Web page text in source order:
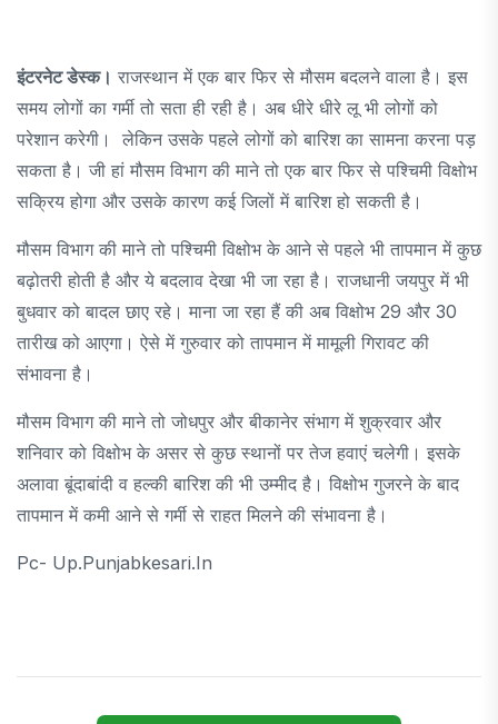
इंटरनेट डेस्क। राजस्थान में एक बार फिर से मौसम बदलने वाला है। इस
समय लोगों का गर्मी तो सता ही रही है। अब धीरे धीरे लू भी लोगों को
परेशान करेगी। लेकिन उसके पहले लोगों को बारिश का सामना करना पड़
सकता है। जी हां मौसम विभाग की माने तो एक बार फिर से पश्चिमी विक्षोभ
सक्रिय होगा और उसके कारण कई जिलों में बारिश हो सकती है।
मौसम विभाग की माने तो पश्चिमी विक्षोभ के आने से पहले भी तापमान में कुछ
बढ़ोतरी होती है और ये बदलाव देखा भी जा रहा है। राजधानी जयपुर में भी
बुधवार को बादल छाए रहे। माना जा रहा हैं की अब विक्षोभ 29 और 30
तारीख को आएगा। ऐसे में गुरुवार को तापमान में मामूली गिरावट की
संभावना है।
मौसम विभाग की माने तो जोधपुर और बीकानेर संभाग में शुक्रवार और
शनिवार को विक्षोभ के असर से कुछ स्थानों पर तेज हवाएं चलेगी। इसके
अलावा बूंदाबांदी व हल्की बारिश की भी उम्मीद है। विक्षोभ गुजरने के बाद
तापमान में कमी आने से गर्मी से राहत मिलने की संभावना है।
Pc- Up.punjabkesari.in